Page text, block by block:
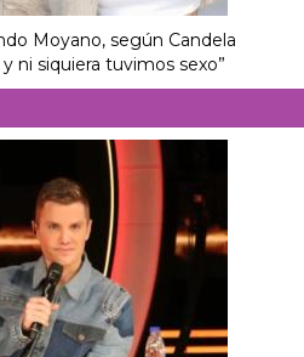
Moyano, según Candela
ni siquiera tuvimos sexo”